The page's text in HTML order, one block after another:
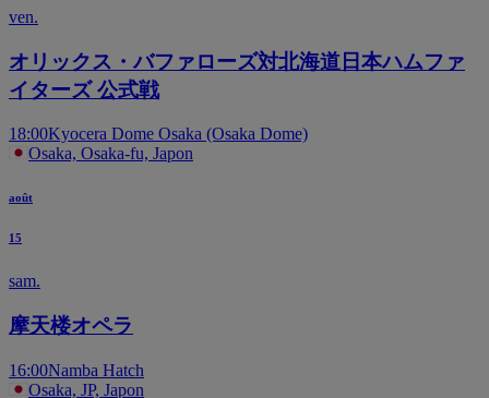
ven.
オリックス・バファローズ対北海道日本ハムファ
イターズ 公式戦
18:00Kyocera Dome Osaka (Osaka Dome)
Osaka, Osaka-fu, Japon
août
15
sam.
摩天楼オペラ
16:00Namba Hatch
Osaka, JP, Japon